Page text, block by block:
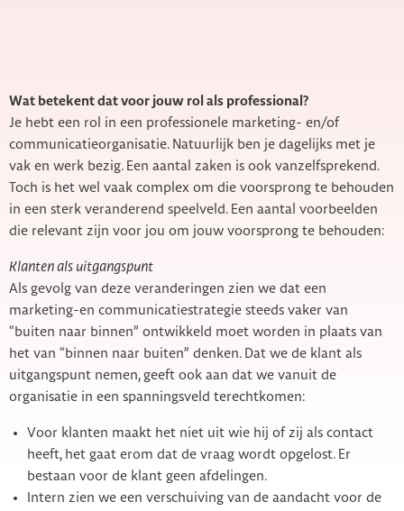
Wat betekent dat voor jouw rol als professional?
Je hebt een rol in een professionele marketing- en/of
communicatieorganisatie. Natuurlijk ben je dagelijks met je
vak en werk bezig. Een aantal zaken is ook vanzelfsprekend.
Toch is het wel vaak complex om die voorsprong te behouden
in een sterk veranderend speelveld. Een aantal voorbeelden
die relevant zijn voor jou om jouw voorsprong te behouden:
Klanten als uitgangspunt
Als gevolg van deze veranderingen zien we dat een
marketing-en communicatiestrategie steeds vaker van
“buiten naar binnen” ontwikkeld moet worden in plaats van
het van “binnen naar buiten” denken. Dat we de klant als
uitgangspunt nemen, geeft ook aan dat we vanuit de
organisatie in een spanningsveld terechtkomen:
Voor klanten maakt het niet uit wie hij of zij als contact
heeft, het gaat erom dat de vraag wordt opgelost. Er
bestaan voor de klant geen afdelingen.
Intern zien we een verschuiving van de aandacht voor de